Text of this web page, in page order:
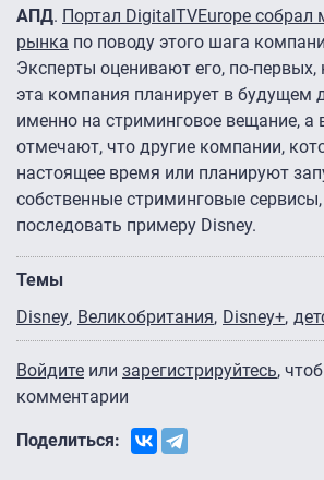
АПД. Портал DigitalTVEurope собрал
рынка по поводу этого шага
Эксперты оценивают его, по-первых,
эта компания планирует в будущем
именно на стриминговое вещание, а
отмечают, что другие компании,
настоящее время или планируют
собственные стриминговые
последовать примеру Disney.
Темы
Disney Великобритания Disney+
Войдите или зарегистрируйтесь,
комментарии
Поделиться: